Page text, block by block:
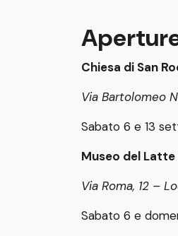
Chiesa di San
Via Bartolomeo
Sabato 6 e 13
Museo del
Via Roma, 12 –
Sabato 6 e